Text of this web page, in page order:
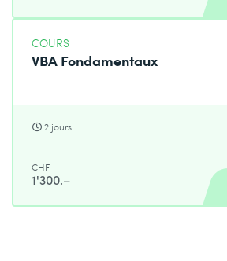
COURS
VBA Fondamentaux
2 jours
CHF
1'300.–